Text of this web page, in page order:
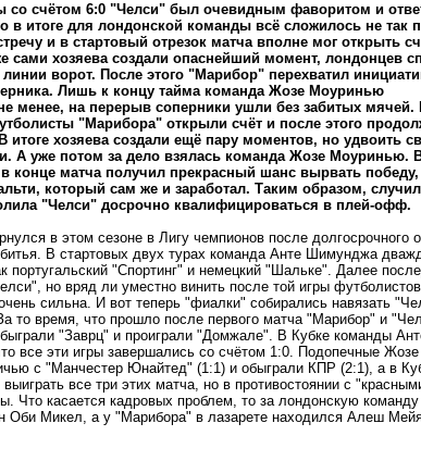
со счётом 6:0 "Челси" был очевидным фаворитом и
итоге для лондонской команды всё сложилось не так
и в стартовый отрезок матча вполне мог открыть
сами хозяева создали опаснейший момент, лондонцев
ворот. После этого "Марибор" перехватил
Лишь к концу тайма команда Жозе Моуринью
менее, на перерыв соперники ушли без забитых
"Марибора" открыли счёт и после этого
итоге хозяева создали ещё пару моментов, но удвоить
А уже потом за дело взялась команда Жозе Моуринью. В
конце матча получил прекрасный шанс вырвать
который сам же и заработал. Таким образом,
"Челси" досрочно квалифицироваться в плей-офф.
в этом сезоне в Лигу чемпионов после долгосрочного
В стартовых двух турах команда Анте Шимунджа
португальский "Спортинг" и немецкий "Шальке". Далее
но вряд ли уместно винить после той игры
сильна. И вот теперь "фиалки" собирались навязать
то время, что прошло после первого матча "Марибор" и
"Заврц" и проиграли "Домжале". В Кубке команды
все эти игры завершались со счётом 1:0. Подопечные
с "Манчестер Юнайтед" (1:1) и обыграли КПР (2:1), а в
все три этих матча, но в противостоянии с
Что касается кадровых проблем, то за лондонскую
Оби Микел, а у "Марибора" в лазарете находился Алеш